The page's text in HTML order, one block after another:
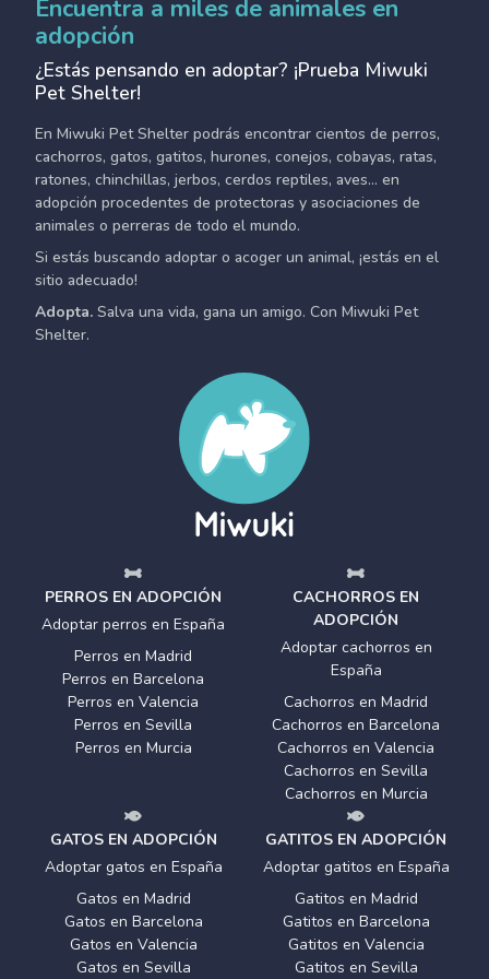
Encuentra a miles de animales en
adopción
¿Estás pensando en adoptar? ¡Prueba Miwuki
Pet Shelter!
En Miwuki Pet Shelter podrás encontrar cientos de perros,
cachorros, gatos, gatitos, hurones, conejos, cobayas, ratas,
ratones, chinchillas, jerbos, cerdos reptiles, aves... en
adopción procedentes de protectoras y asociaciones de
animales o perreras de todo el mundo.
Si estás buscando adoptar o acoger un animal, ¡estás en el
sitio adecuado!
Adopta. Salva una vida, gana un amigo. Con Miwuki Pet
Shelter.
PERROS EN ADOPCIÓN
Adoptar perros en España
Perros en Madrid
Perros en Barcelona
Perros en Valencia
Perros en Sevilla
Perros en Murcia
CACHORROS EN
ADOPCIÓN
Adoptar cachorros en
España
Cachorros en Madrid
Cachorros en Barcelona
Cachorros en Valencia
Cachorros en Sevilla
Cachorros en Murcia
GATOS EN ADOPCIÓN
Adoptar gatos en España
Gatos en Madrid
Gatos en Barcelona
Gatos en Valencia
Gatos en Sevilla
GATITOS EN ADOPCIÓN
Adoptar gatitos en España
Gatitos en Madrid
Gatitos en Barcelona
Gatitos en Valencia
Gatitos en Sevilla